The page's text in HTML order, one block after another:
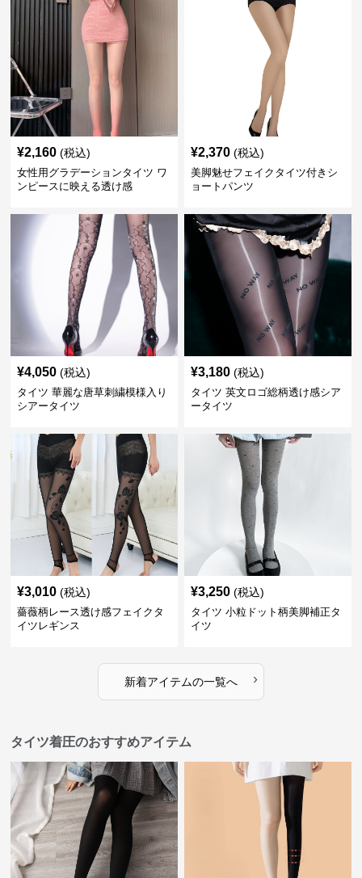
¥2,160 (税込)
女性用グラデーションタイツ ワ
ンピースに映える透け感
¥2,370 (税込)
美脚魅せフェイクタイツ付きシ
ョートパンツ
¥4,050 (税込)
タイツ 華麗な唐草刺繍模様入り
シアータイツ
¥3,180 (税込)
タイツ 英文ロゴ総柄透け感シア
ータイツ
¥3,010 (税込)
薔薇柄レース透け感フェイクタ
イツレギンス
¥3,250 (税込)
タイツ 小粒ドット柄美脚補正タ
イツ
新着アイテムの一覧へ ›
タイツ着圧のおすすめアイテム